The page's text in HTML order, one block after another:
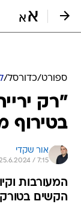
ספורט/כדורסל/
"רק
בטירוף
אור שקדי
/ 7:15
המעורבות
הקשים